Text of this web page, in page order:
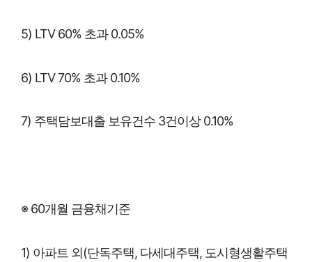
5) LTV 60% 초과 0.05%
6) LTV 70% 초과 0.10%
7) 주택담보대출 보유건수 3건이상 0.10%
※ 60개월 금융채기준
1) 아파트 외(단독주택, 다세대주택, 도시형생활주택